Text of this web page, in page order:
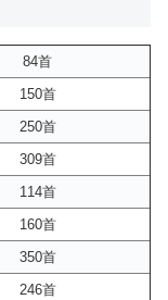
84首
150首
250首
309首
114首
160首
350首
246首